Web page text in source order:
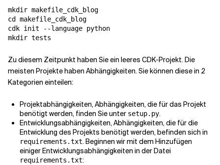
Verwandte Themen
mkdir makefile_cdk_blog
cd makefile_cdk_blog
cdk init --language python
Zu diesem Zeitpunkt haben Sie ein leeres CDK-Projekt. Die
meisten Projekte haben Abhängigkeiten. Sie können diese in 2
Kategorien einteilen:
Projektabhängigkeiten, Abhängigkeiten, die für das Projekt
benötigt werden, finden Sie unter setup.py.
Entwicklungsabhängigkeiten, Abhängigkeiten, die für die
Entwicklung des Projekts benötigt werden, befinden sich in
requirements.txt. Beginnen wir mit dem Hinzufügen
einiger Entwicklungsabhängigkeiten in der Datei
requirements.txt: